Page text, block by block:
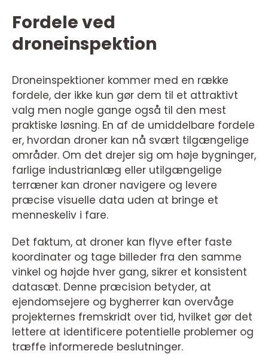
Fordele ved
droneinspektion
Droneinspektioner kommer med en række
fordele, der ikke kun gør dem til et attraktivt
valg men nogle gange også til den mest
praktiske løsning. En af de umiddelbare fordele
er, hvordan droner kan nå svært tilgængelige
områder. Om det drejer sig om høje bygninger,
farlige industrianlæg eller utilgængelige
terræner kan droner navigere og levere
præcise visuelle data uden at bringe et
menneskeliv i fare.
Det faktum, at droner kan flyve efter faste
koordinater og tage billeder fra den samme
vinkel og højde hver gang, sikrer et konsistent
datasæt. Denne præcision betyder, at
ejendomsejere og bygherrer kan overvåge
projekternes fremskridt over tid, hvilket gør det
lettere at identificere potentielle problemer og
træffe informerede beslutninger.